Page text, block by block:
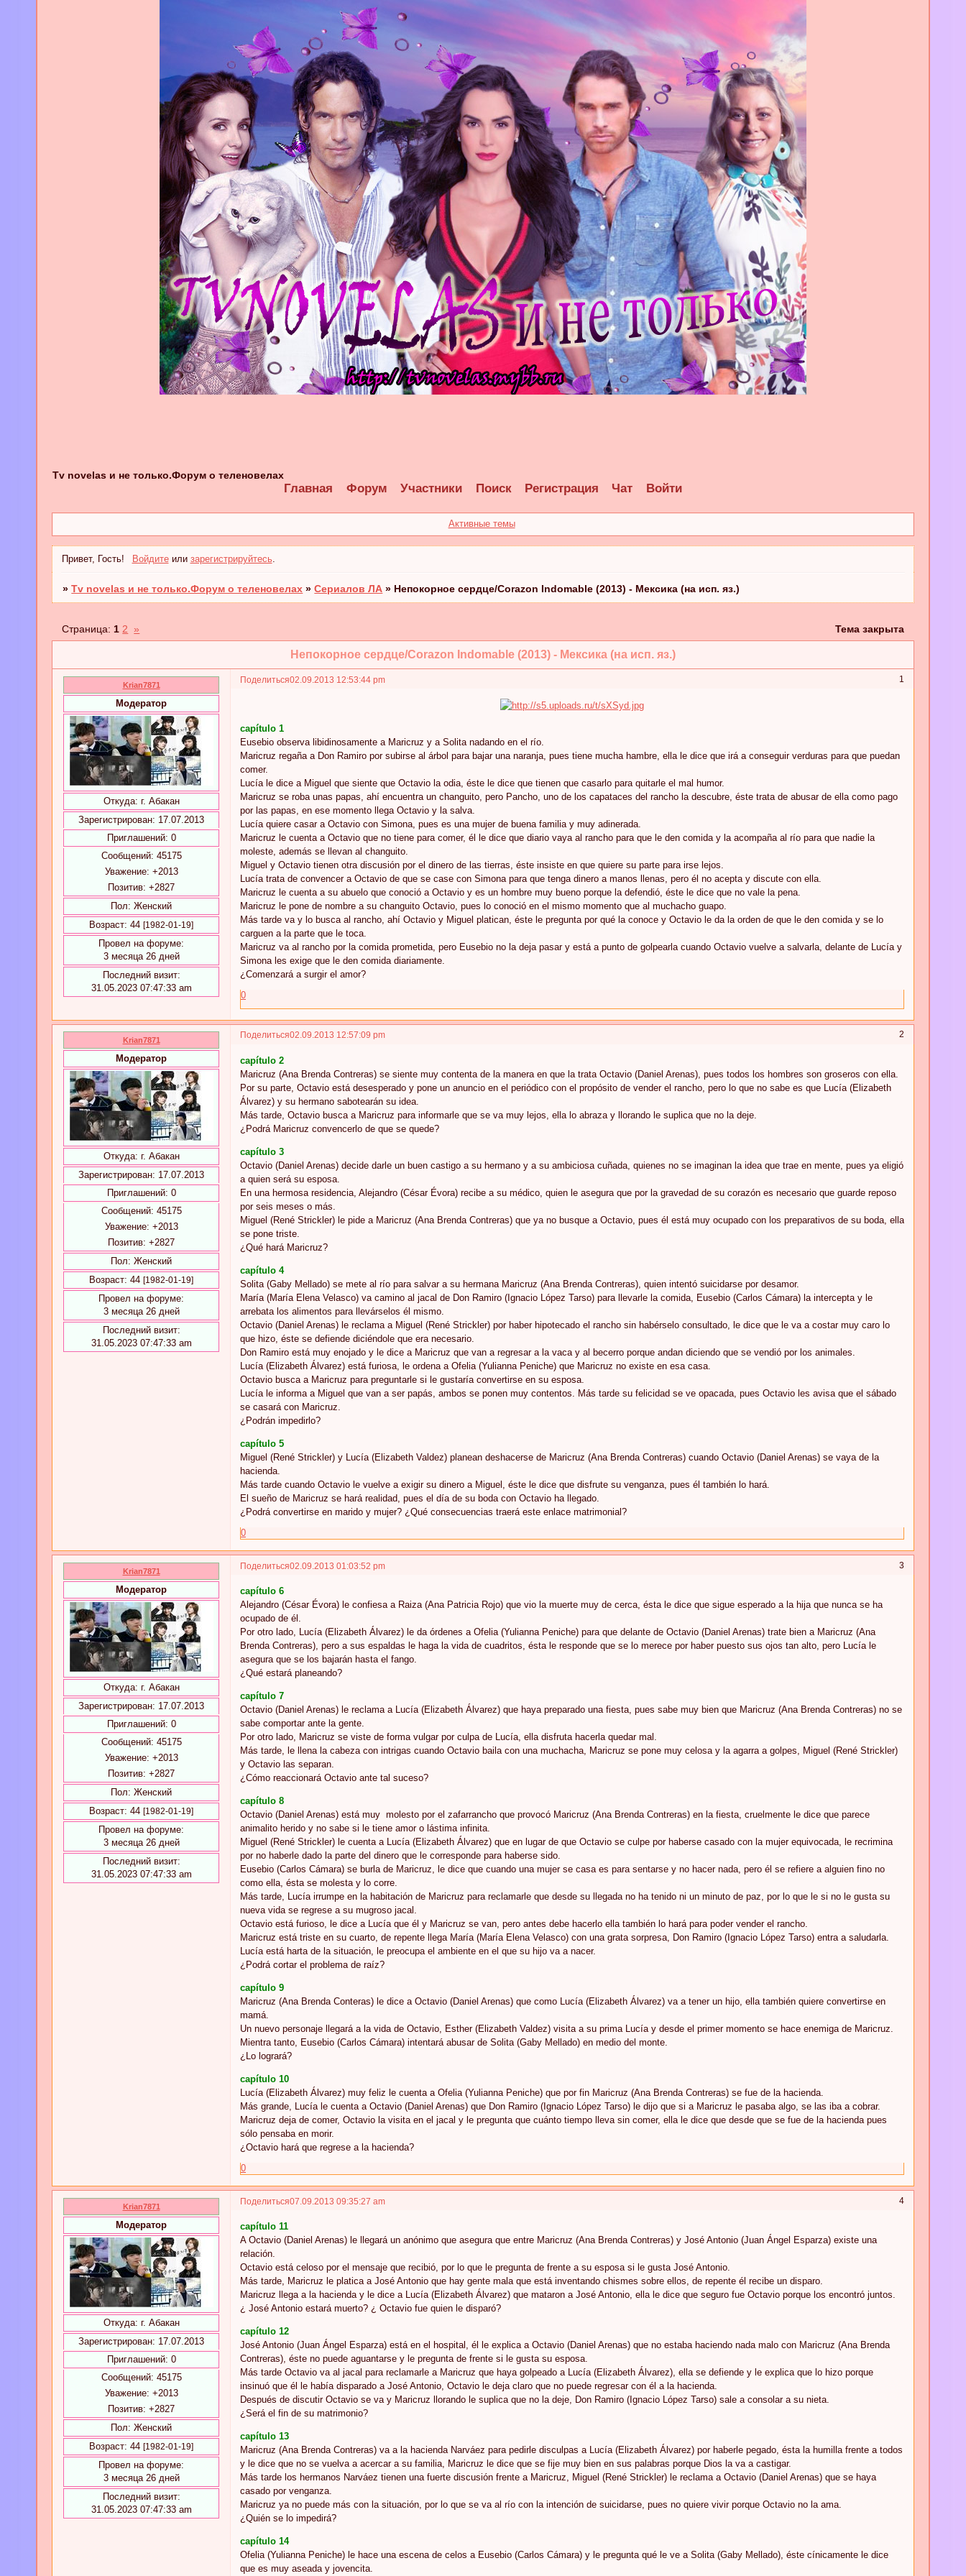
Tv novelas и не только.Форум о теленовелах
Главная Форум Участники Поиск Регистрация Чат Войти
Активные темы
Привет, Гость! Войдитеили зарегистрируйтесь.
»Tv novelas и не только.Форум о теленовелах »Сериалов ЛА » Непокорное сердце/Corazon Indomable (2013) - Мексика (на исп. яз.)
Непокорное сердце/Corazon Indomable (2013) - Мексика (на исп. яз.)
Страница:1 2 » Тема закрыта
Поделиться 1
02.09.2013 12:53:44 pm
Krian7871
Модератор
Откуда: г. Абакан
Зарегистрирован: 17.07.2013
Приглашений: 0
Сообщений: 45175
Уважение: +2013
Позитив: +2827
Пол: Женский
Возраст: 44 [1982-01-19]
Провел на форуме:
3 месяца 26 дней
Последний визит:
31.05.2023 07:47:33 am
capítulo 1
Eusebio observa libidinosamente a Maricruz y a Solita nadando en el río.
Maricruz regaña a Don Ramiro por subirse al árbol para bajar una naranja, pues tiene mucha hambre, ella le dice que irá a conseguir verduras para que puedan
comer.
Lucía le dice a Miguel que siente que Octavio la odia, éste le dice que tienen que casarlo para quitarle el mal humor.
Maricruz se roba unas papas, ahí encuentra un changuito, pero Pancho, uno de los capataces del rancho la descubre, éste trata de abusar de ella como pago
por las papas, en ese momento llega Octavio y la salva.
Lucía quiere casar a Octavio con Simona, pues es una mujer de buena familia y muy adinerada.
Maricruz le cuenta a Octavio que no tiene para comer, él le dice que diario vaya al rancho para que le den comida y la acompaña al río para que nadie la
moleste, además se llevan al changuito.
Miguel y Octavio tienen otra discusión por el dinero de las tierras, éste insiste en que quiere su parte para irse lejos.
Lucía trata de convencer a Octavio de que se case con Simona para que tenga dinero a manos llenas, pero él no acepta y discute con ella.
Maricruz le cuenta a su abuelo que conoció a Octavio y es un hombre muy bueno porque la defendió, éste le dice que no vale la pena.
Maricruz le pone de nombre a su changuito Octavio, pues lo conoció en el mismo momento que al muchacho guapo.
Más tarde va y lo busca al rancho, ahí Octavio y Miguel platican, éste le pregunta por qué la conoce y Octavio le da la orden de que le den comida y se lo
carguen a la parte que le toca.
Maricruz va al rancho por la comida prometida, pero Eusebio no la deja pasar y está a punto de golpearla cuando Octavio vuelve a salvarla, delante de Lucía y
Simona les exige que le den comida diariamente.
¿Comenzará a surgir el amor?
0
Поделиться 2
02.09.2013 12:57:09 pm
Krian7871
Модератор
Откуда: г. Абакан
Зарегистрирован: 17.07.2013
Приглашений: 0
Сообщений: 45175
Уважение: +2013
Позитив: +2827
Пол: Женский
Возраст: 44 [1982-01-19]
Провел на форуме:
3 месяца 26 дней
Последний визит:
31.05.2023 07:47:33 am
capítulo 2
Maricruz (Ana Brenda Contreras) se siente muy contenta de la manera en que la trata Octavio (Daniel Arenas), pues todos los hombres son groseros con ella.
Por su parte, Octavio está desesperado y pone un anuncio en el periódico con el propósito de vender el rancho, pero lo que no sabe es que Lucía (Elizabeth
Álvarez) y su hermano sabotearán su idea.
Más tarde, Octavio busca a Maricruz para informarle que se va muy lejos, ella lo abraza y llorando le suplica que no la deje.
¿Podrá Maricruz convencerlo de que se quede?
capítulo 3
Octavio (Daniel Arenas) decide darle un buen castigo a su hermano y a su ambiciosa cuñada, quienes no se imaginan la idea que trae en mente, pues ya eligió
a quien será su esposa.
En una hermosa residencia, Alejandro (César Évora) recibe a su médico, quien le asegura que por la gravedad de su corazón es necesario que guarde reposo
por seis meses o más.
Miguel (René Strickler) le pide a Maricruz (Ana Brenda Contreras) que ya no busque a Octavio, pues él está muy ocupado con los preparativos de su boda, ella
se pone triste.
¿Qué hará Maricruz?
capítulo 4
Solita (Gaby Mellado) se mete al río para salvar a su hermana Maricruz (Ana Brenda Contreras), quien intentó suicidarse por desamor.
María (María Elena Velasco) va camino al jacal de Don Ramiro (Ignacio López Tarso) para llevarle la comida, Eusebio (Carlos Cámara) la intercepta y le
arrebata los alimentos para llevárselos él mismo.
Octavio (Daniel Arenas) le reclama a Miguel (René Strickler) por haber hipotecado el rancho sin habérselo consultado, le dice que le va a costar muy caro lo
que hizo, éste se defiende diciéndole que era necesario.
Don Ramiro está muy enojado y le dice a Maricruz que van a regresar a la vaca y al becerro porque andan diciendo que se vendió por los animales.
Lucía (Elizabeth Álvarez) está furiosa, le ordena a Ofelia (Yulianna Peniche) que Maricruz no existe en esa casa.
Octavio busca a Maricruz para preguntarle si le gustaría convertirse en su esposa.
Lucía le informa a Miguel que van a ser papás, ambos se ponen muy contentos. Más tarde su felicidad se ve opacada, pues Octavio les avisa que el sábado
se casará con Maricruz.
¿Podrán impedirlo?
capítulo 5
Miguel (René Strickler) y Lucía (Elizabeth Valdez) planean deshacerse de Maricruz (Ana Brenda Contreras) cuando Octavio (Daniel Arenas) se vaya de la
hacienda.
Más tarde cuando Octavio le vuelve a exigir su dinero a Miguel, éste le dice que disfrute su venganza, pues él también lo hará.
El sueño de Maricruz se hará realidad, pues el día de su boda con Octavio ha llegado.
¿Podrá convertirse en marido y mujer? ¿Qué consecuencias traerá este enlace matrimonial?
0
Поделиться 3
02.09.2013 01:03:52 pm
Krian7871
Модератор
Откуда: г. Абакан
Зарегистрирован: 17.07.2013
Приглашений: 0
Сообщений: 45175
Уважение: +2013
Позитив: +2827
Пол: Женский
Возраст: 44 [1982-01-19]
Провел на форуме:
3 месяца 26 дней
Последний визит:
31.05.2023 07:47:33 am
capítulo 6
Alejandro (César Évora) le confiesa a Raiza (Ana Patricia Rojo) que vio la muerte muy de cerca, ésta le dice que sigue esperado a la hija que nunca se ha
ocupado de él.
Por otro lado, Lucía (Elizabeth Álvarez) le da órdenes a Ofelia (Yulianna Peniche) para que delante de Octavio (Daniel Arenas) trate bien a Maricruz (Ana
Brenda Contreras), pero a sus espaldas le haga la vida de cuadritos, ésta le responde que se lo merece por haber puesto sus ojos tan alto, pero Lucía le
asegura que se los bajarán hasta el fango.
¿Qué estará planeando?
capítulo 7
Octavio (Daniel Arenas) le reclama a Lucía (Elizabeth Álvarez) que haya preparado una fiesta, pues sabe muy bien que Maricruz (Ana Brenda Contreras) no se
sabe comportar ante la gente.
Por otro lado, Maricruz se viste de forma vulgar por culpa de Lucía, ella disfruta hacerla quedar mal.
Más tarde, le llena la cabeza con intrigas cuando Octavio baila con una muchacha, Maricruz se pone muy celosa y la agarra a golpes, Miguel (René Strickler)
y Octavio las separan.
¿Cómo reaccionará Octavio ante tal suceso?
capítulo 8
Octavio (Daniel Arenas) está muy molesto por el zafarrancho que provocó Maricruz (Ana Brenda Contreras) en la fiesta, cruelmente le dice que parece
animalito herido y no sabe si le tiene amor o lástima infinita.
Miguel (René Strickler) le cuenta a Lucía (Elizabeth Álvarez) que en lugar de que Octavio se culpe por haberse casado con la mujer equivocada, le recrimina
por no haberle dado la parte del dinero que le corresponde para haberse sido.
Eusebio (Carlos Cámara) se burla de Maricruz, le dice que cuando una mujer se casa es para sentarse y no hacer nada, pero él se refiere a alguien fino no
como ella, ésta se molesta y lo corre.
Más tarde, Lucía irrumpe en la habitación de Maricruz para reclamarle que desde su llegada no ha tenido ni un minuto de paz, por lo que le si no le gusta su
nueva vida se regrese a su mugroso jacal.
Octavio está furioso, le dice a Lucía que él y Maricruz se van, pero antes debe hacerlo ella también lo hará para poder vender el rancho.
Maricruz está triste en su cuarto, de repente llega María (María Elena Velasco) con una grata sorpresa, Don Ramiro (Ignacio López Tarso) entra a saludarla.
Lucía está harta de la situación, le preocupa el ambiente en el que su hijo va a nacer.
¿Podrá cortar el problema de raíz?
capítulo 9
Maricruz (Ana Brenda Conteras) le dice a Octavio (Daniel Arenas) que como Lucía (Elizabeth Álvarez) va a tener un hijo, ella también quiere convertirse en
mamá.
Un nuevo personaje llegará a la vida de Octavio, Esther (Elizabeth Valdez) visita a su prima Lucía y desde el primer momento se hace enemiga de Maricruz.
Mientra tanto, Eusebio (Carlos Cámara) intentará abusar de Solita (Gaby Mellado) en medio del monte.
¿Lo logrará?
capítulo 10
Lucía (Elizabeth Álvarez) muy feliz le cuenta a Ofelia (Yulianna Peniche) que por fin Maricruz (Ana Brenda Contreras) se fue de la hacienda.
Más grande, Lucía le cuenta a Octavio (Daniel Arenas) que Don Ramiro (Ignacio López Tarso) le dijo que si a Maricruz le pasaba algo, se las iba a cobrar.
Maricruz deja de comer, Octavio la visita en el jacal y le pregunta que cuánto tiempo lleva sin comer, ella le dice que desde que se fue de la hacienda pues
sólo pensaba en morir.
¿Octavio hará que regrese a la hacienda?
0
Поделиться 4
07.09.2013 09:35:27 am
Krian7871
Модератор
Откуда: г. Абакан
Зарегистрирован: 17.07.2013
Приглашений: 0
Сообщений: 45175
Уважение: +2013
Позитив: +2827
Пол: Женский
Возраст: 44 [1982-01-19]
Провел на форуме:
3 месяца 26 дней
Последний визит:
31.05.2023 07:47:33 am
capítulo 11
A Octavio (Daniel Arenas) le llegará un anónimo que asegura que entre Maricruz (Ana Brenda Contreras) y José Antonio (Juan Ángel Esparza) existe una
relación.
Octavio está celoso por el mensaje que recibió, por lo que le pregunta de frente a su esposa si le gusta José Antonio.
Más tarde, Maricruz le platica a José Antonio que hay gente mala que está inventando chismes sobre ellos, de repente él recibe un disparo.
Maricruz llega a la hacienda y le dice a Lucía (Elizabeth Álvarez) que mataron a José Antonio, ella le dice que seguro fue Octavio porque los encontró juntos.
¿ José Antonio estará muerto? ¿ Octavio fue quien le disparó?
capítulo 12
José Antonio (Juan Ángel Esparza) está en el hospital, él le explica a Octavio (Daniel Arenas) que no estaba haciendo nada malo con Maricruz (Ana Brenda
Contreras), éste no puede aguantarse y le pregunta de frente si le gusta su esposa.
Más tarde Octavio va al jacal para reclamarle a Maricruz que haya golpeado a Lucía (Elizabeth Álvarez), ella se defiende y le explica que lo hizo porque
insinuó que él le había disparado a José Antonio, Octavio le deja claro que no puede regresar con él a la hacienda.
Después de discutir Octavio se va y Maricruz llorando le suplica que no la deje, Don Ramiro (Ignacio López Tarso) sale a consolar a su nieta.
¿Será el fin de su matrimonio?
capítulo 13
Maricruz (Ana Brenda Contreras) va a la hacienda Narváez para pedirle disculpas a Lucía (Elizabeth Álvarez) por haberle pegado, ésta la humilla frente a todos
y le dice que no se vuelva a acercar a su familia, Maricruz le dice que se fije muy bien en sus palabras porque Dios la va a castigar.
Más tarde los hermanos Narváez tienen una fuerte discusión frente a Maricruz, Miguel (René Strickler) le reclama a Octavio (Daniel Arenas) que se haya
casado por venganza.
Maricruz ya no puede más con la situación, por lo que se va al río con la intención de suicidarse, pues no quiere vivir porque Octavio no la ama.
¿Quién se lo impedirá?
capítulo 14
Ofelia (Yulianna Peniche) le hace una escena de celos a Eusebio (Carlos Cámara) y le pregunta qué le ve a Solita (Gaby Mellado), éste cínicamente le dice
que es muy aseada y jovencita.